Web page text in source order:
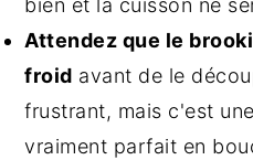
bien et la cuisson ne
Attendez que le
froid avant de le
frustrant, mais c'est
vraiment parfait en